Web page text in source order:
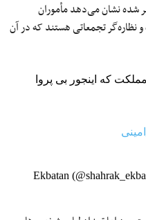
شده نشان می‌دهد مأموران
تجمعاتی هستند که در آن
که اینجور بی پروا